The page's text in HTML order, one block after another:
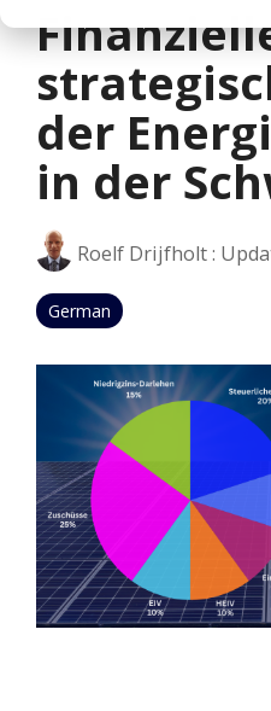
der
in der
Roelf Drijfholt:
German